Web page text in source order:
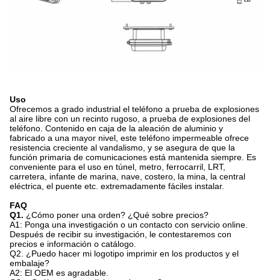
Uso
Ofrecemos a grado industrial el teléfono a prueba de explosiones
al aire libre con un recinto rugoso, a prueba de explosiones del
teléfono. Contenido en caja de la aleación de aluminio y
fabricado a una mayor nivel, este teléfono impermeable ofrece
resistencia creciente al vandalismo, y se asegura de que la
función primaria de comunicaciones está mantenida siempre. Es
conveniente para el uso en túnel, metro, ferrocarril, LRT,
carretera, infante de marina, nave, costero, la mina, la central
eléctrica, el puente etc. extremadamente fáciles instalar.
FAQ
Q1. ¿Cómo poner una orden? ¿Qué sobre precios?
A1: Ponga una investigación o un contacto con servicio online.
Después de recibir su investigación, le contestaremos con
precios e información o catálogo.
Q2. ¿Puedo hacer mi logotipo imprimir en los productos y el
embalaje?
A2: El OEM es agradable.